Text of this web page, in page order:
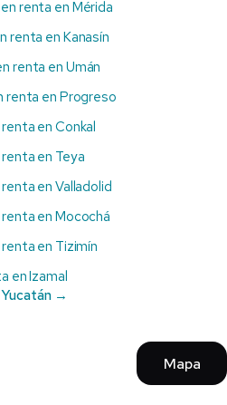
en renta en Mérida
renta en Kanasín
renta en Umán
renta en Progreso
en Conkal
en Teya
en Valladolid
en Mocochá
en Tizimín
en Izamal
→
Mapa